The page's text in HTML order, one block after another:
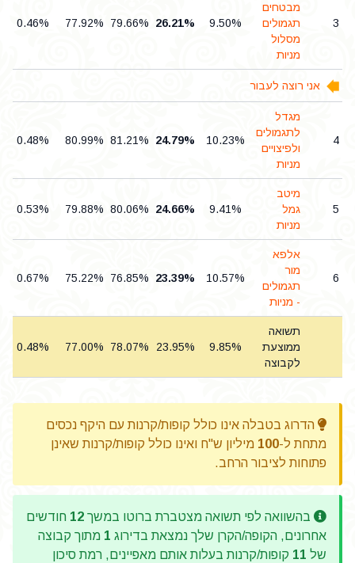
3
מבטחים
תגמולים
מסלול
מניות
9.50%
26.21%
79.66%
77.92%
0.46%
אני רוצה לעבור
4
מגדל
לתגמולים
ולפיצויים
מניות
10.23%
24.79%
81.21%
80.99%
0.48%
5
מיטב
גמל
מניות
9.41%
24.66%
80.06%
79.88%
0.53%
6
אלפא
מור
תגמולים
- מניות
10.57%
23.39%
76.85%
75.22%
0.67%
תשואה
ממוצעת
לקבוצה
9.85%
23.95%
78.07%
77.00%
0.48%
הדרוג בטבלה אינו כולל קופות/קרנות עם היקף נכסים
מתחת ל-100 מיליון ש"ח ואינו כולל קופות/קרנות שאינן
פתוחות לציבור הרחב.
בהשוואה לפי תשואה מצטברת ברוטו במשך 12 חודשים
אחרונים, הקופה/הקרן שלך נמצאת בדירוג 1 מתוך קבוצה
של 11 קופות/קרנות בעלות אותם מאפיינים, רמת סיכון